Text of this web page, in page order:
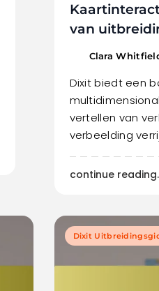
van
Clara
Dixit biedt een
vertellen van
verbeelding
continue
Dixit